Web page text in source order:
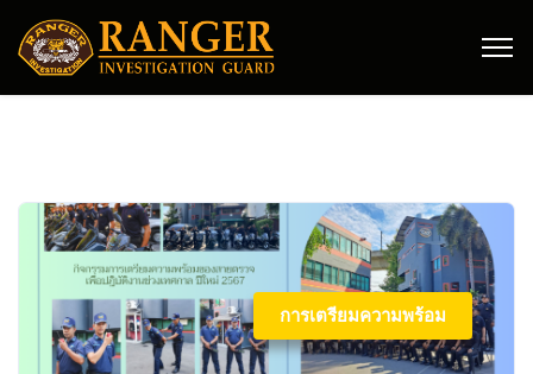
การเตรียมความพร้อม